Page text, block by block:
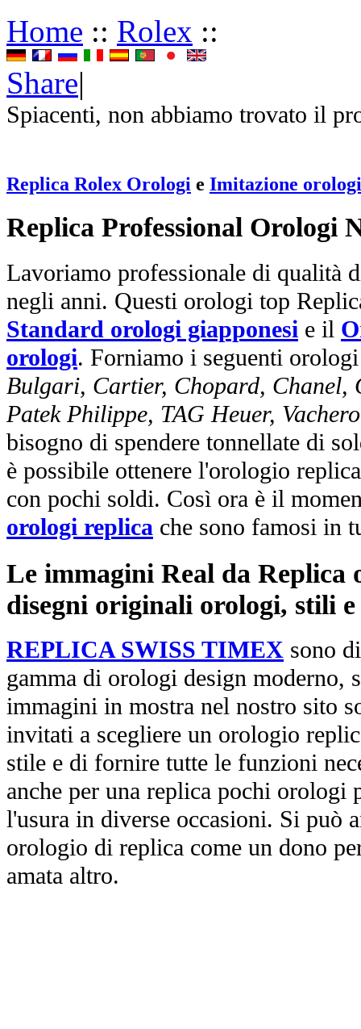
Home :: Rolex ::
Share|
Spiacenti, non abbiamo trovato il
Replica Rolex Orologi e Imitazione
Replica Professional Orologi
Lavoriamo professionale di qualità
negli anni. Questi orologi top
Standard orologi giapponesi e il
orologi. Forniamo i seguenti
Bulgari, Cartier, Chopard, Chanel,
Patek Philippe, TAG Heuer,
bisogno di spendere tonnellate di
è possibile ottenere l'orologio
con pochi soldi. Così ora è il
orologi replica che sono famosi in
Le immagini Real da Replica
disegni originali orologi, stili
REPLICA SWISS TIMEX sono
gamma di orologi design moderno,
immagini in mostra nel nostro sito
invitati a scegliere un orologio
stile e di fornire tutte le funzioni
anche per una replica pochi orologi
l'usura in diverse occasioni. Si può
orologio di replica come un dono
amata altro.